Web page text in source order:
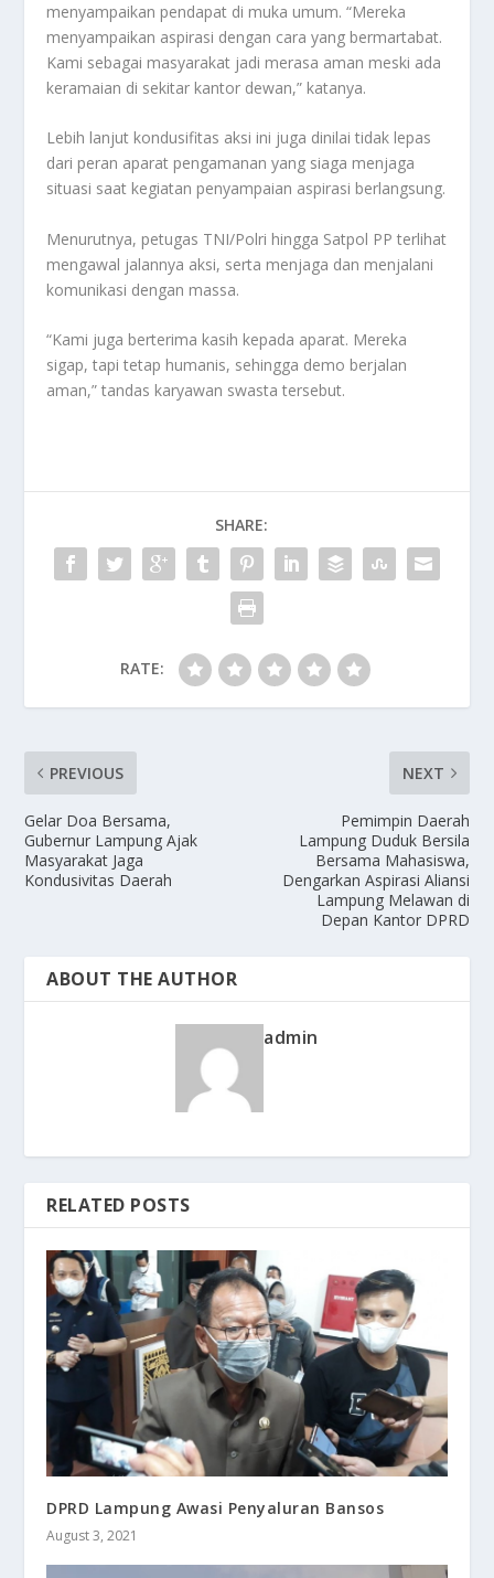
menyampaikan pendapat di muka umum. “Mereka
menyampaikan aspirasi dengan cara yang bermartabat.
Kami sebagai masyarakat jadi merasa aman meski ada
keramaian di sekitar kantor dewan,” katanya.
Lebih lanjut kondusifitas aksi ini juga dinilai tidak lepas
dari peran aparat pengamanan yang siaga menjaga
situasi saat kegiatan penyampaian aspirasi berlangsung.
Menurutnya, petugas TNI/Polri hingga Satpol PP terlihat
mengawal jalannya aksi, serta menjaga dan menjalani
komunikasi dengan massa.
“Kami juga berterima kasih kepada aparat. Mereka
sigap, tapi tetap humanis, sehingga demo berjalan
aman,” tandas karyawan swasta tersebut.
SHARE:
RATE:
PREVIOUS
Gelar Doa Bersama,
Gubernur Lampung Ajak
Masyarakat Jaga
Kondusivitas Daerah
NEXT
‎Pemimpin Daerah
Lampung Duduk Bersila
Bersama Mahasiswa,
Dengarkan Aspirasi Aliansi
Lampung Melawan di
Depan Kantor DPRD
ABOUT THE AUTHOR
admin
RELATED POSTS
DPRD Lampung Awasi Penyaluran Bansos
August 3, 2021